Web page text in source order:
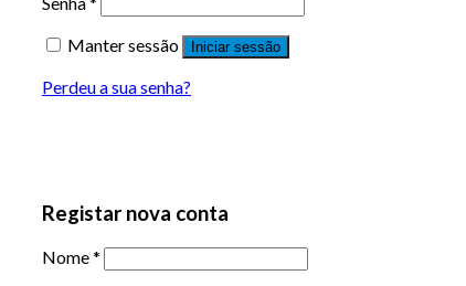
Manter sessão
Iniciar sessão
Perdeu a sua senha?
Registar nova conta
Nome*